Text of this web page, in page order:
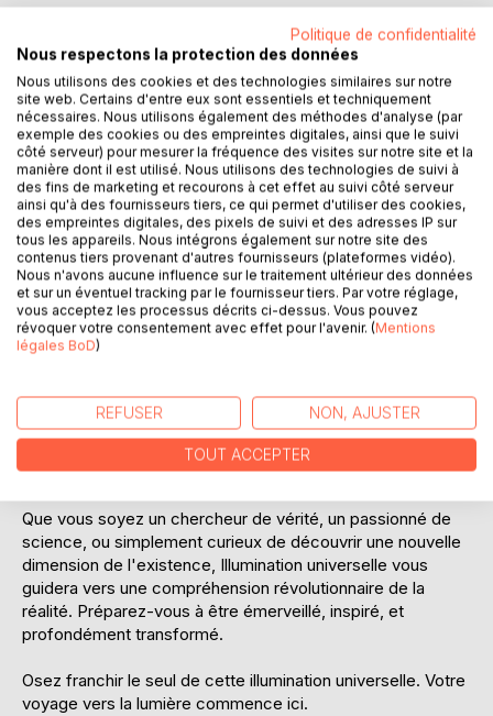
Une expérience extraordinaire où la lumière divine
transcende la simple métaphore pour devenir une
expérience visuelle authentique et transformatrice.
Imaginez contempler des étoiles scintillantes, une lune
rayonnante, et un soleil éblouissant, non pas dans le ciel
nocturne, mais au coeur même de votre être intérieur.
Cette vision n'est pas une illusion ou un rêve éveillé, mais
une perception réelle, aussi vivide et claire que si vous
observiez le firmament de vos propres yeux. Cette
expérience remarquable, vécue et attestée par des milliers
de disciples à travers le monde, est à portée de votre
main, attendant d'illuminer votre propre chemin spirituel.
Ce livre est bien plus qu'un simple texte : c'est une
travers les enseignements du Cheikh Mohamed Faouzi Al-
Karkari, vous apprendrez à percevoir la lumière divine qui
réside en vous, à la cultiver, et à la faire rayonner dans
votre vie quotidienne.
Que vous soyez un chercheur de vérité, un passionné de
science, ou simplement curieux de découvrir une nouvelle
dimension de l'existence, Illumination universelle vous
guidera vers une compréhension révolutionnaire de la
réalité. Préparez-vous à être émerveillé, inspiré, et
profondément transformé.
Osez franchir le seul de cette illumination universelle. Votre
voyage vers la lumière commence ici.
Politique de confidentialité
Nous respectons la protection des données
Nous utilisons des cookies et des technologies similaires sur notre
site web. Certains d'entre eux sont essentiels et techniquement
nécessaires. Nous utilisons également des méthodes d'analyse (par
exemple des cookies ou des empreintes digitales, ainsi que le suivi
côté serveur) pour mesurer la fréquence des visites sur notre site et la
manière dont il est utilisé. Nous utilisons des technologies de suivi à
des fins de marketing et recourons à cet effet au suivi côté serveur
ainsi qu'à des fournisseurs tiers, ce qui permet d'utiliser des cookies,
des empreintes digitales, des pixels de suivi et des adresses IP sur
tous les appareils. Nous intégrons également sur notre site des
contenus tiers provenant d'autres fournisseurs (plateformes vidéo).
Nous n'avons aucune influence sur le traitement ultérieur des données
et sur un éventuel tracking par le fournisseur tiers. Par votre réglage,
vous acceptez les processus décrits ci-dessus. Vous pouvez
révoquer votre consentement avec effet pour l'avenir. (Mentions
légales BoD)
REFUSER NON, AJUSTER
TOUT ACCEPTER